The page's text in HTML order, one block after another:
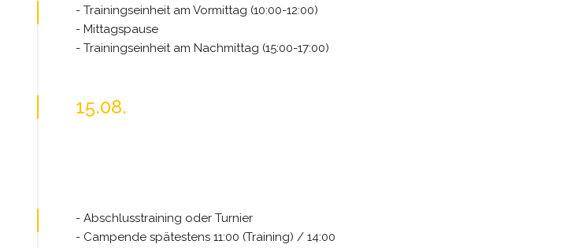
- Trainingseinheit am Vormittag (10:00-12:00)
- Mittagspause
- Trainingseinheit am Nachmittag (15:00-17:00)
15.08.
- Abschlusstraining oder Turnier
- Campende spätestens 11:00 (Training) / 14:00